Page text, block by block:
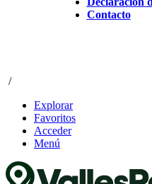
Contacto
/
Explorar
Favoritos
Acceder
Menú